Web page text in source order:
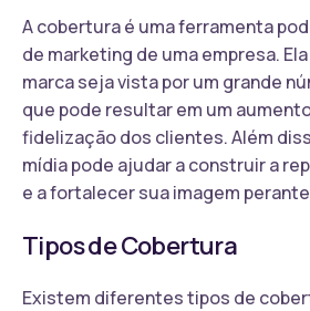
A cobertura é uma ferramenta
de marketing de uma empresa.
marca seja vista por um grande
que pode resultar em um
fidelização dos clientes. Além
mídia pode ajudar a construir a
e a fortalecer sua imagem
Tipos de Cobertura
Existem diferentes tipos de